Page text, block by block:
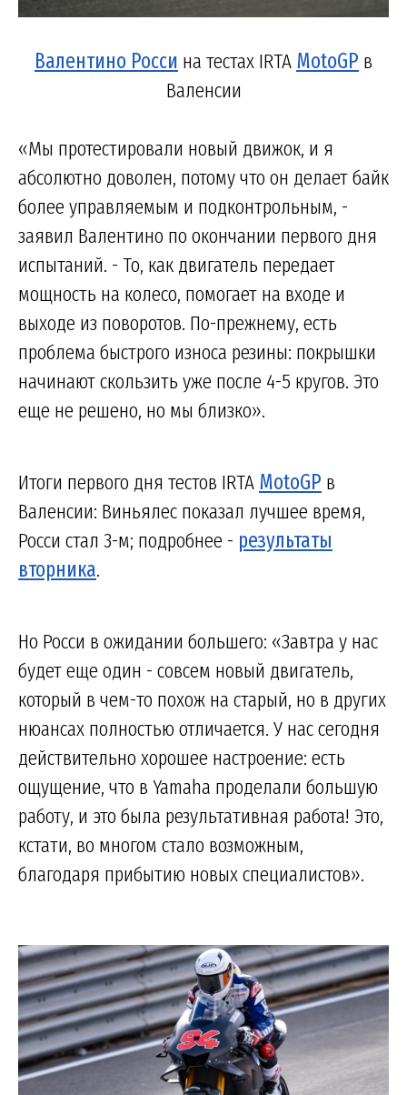
Валентино Росси на тестах IRTA MotoGP в
Валенсии
«Мы протестировали новый движок, и я
абсолютно доволен, потому что он делает байк
более управляемым и подконтрольным, -
заявил Валентино по окончании первого дня
испытаний. - То, как двигатель передает
мощность на колесо, помогает на входе и
выходе из поворотов. По-прежнему, есть
проблема быстрого износа резины: покрышки
начинают скользить уже после 4-5 кругов. Это
еще не решено, но мы близко».
Итоги первого дня тестов IRTA MotoGP в
Валенсии: Виньялес показал лучшее время,
Росси стал 3-м; подробнее - результаты
вторника.
Но Росси в ожидании большего: «Завтра у нас
будет еще один - совсем новый двигатель,
который в чем-то похож на старый, но в других
нюансах полностью отличается. У нас сегодня
действительно хорошее настроение: есть
ощущение, что в Yamaha проделали большую
работу, и это была результативная работа! Это,
кстати, во многом стало возможным,
благодаря прибытию новых специалистов».